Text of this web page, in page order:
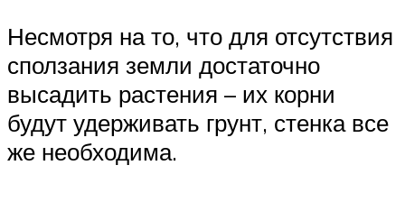
Несмотря на то, что для отсутствия
сползания земли достаточно
высадить растения – их корни
будут удерживать грунт, стенка все
же необходима.